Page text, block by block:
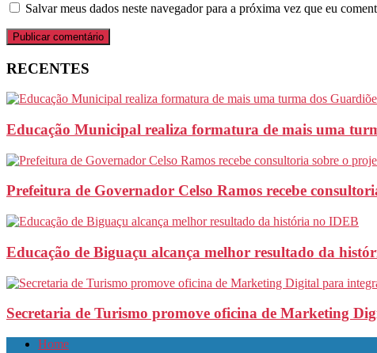
Salvar meus dados neste navegador para a próxima vez que eu
RECENTES
Educação Municipal realiza formatura de mais uma
Prefeitura de Governador Celso Ramos recebe
Educação de Biguaçu alcança melhor resultado da
Secretaria de Turismo promove oficina de Marketing
Home